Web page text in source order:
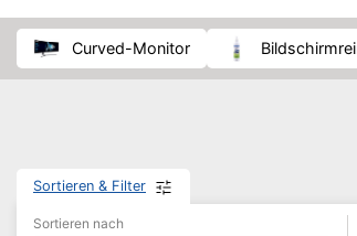
WeckerCurved-Monitor
Sortieren & Filter
Sortieren nach